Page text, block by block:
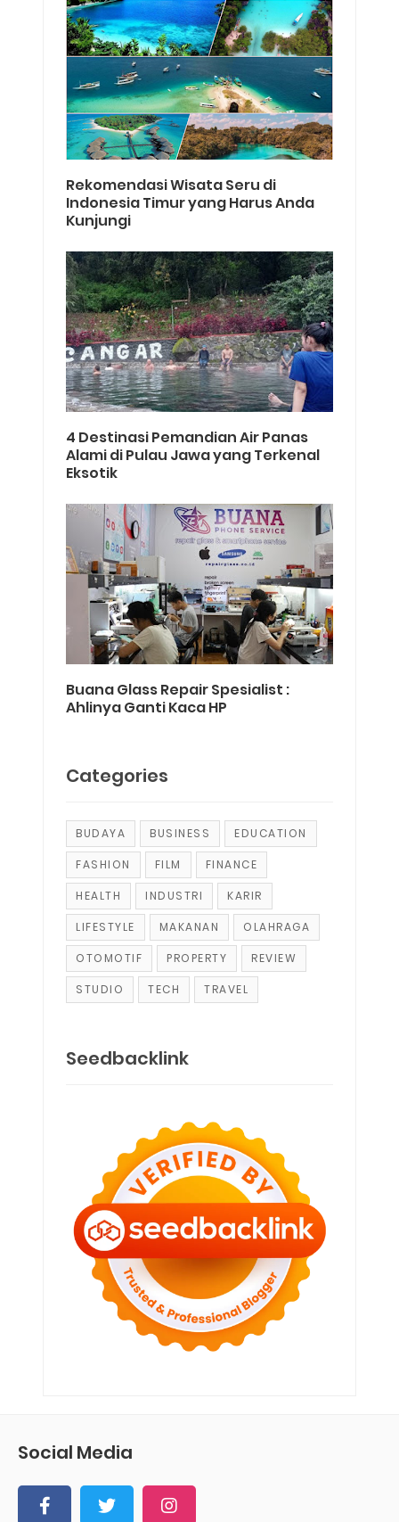
Rekomendasi Wisata Seru di
Indonesia Timur yang Harus Anda
Kunjungi
4 Destinasi Pemandian Air Panas
Alami di Pulau Jawa yang Terkenal
Eksotik
Buana Glass Repair Spesialist :
Ahlinya Ganti Kaca HP
Categories
BUDAYA BUSINESS EDUCATION
FASHION FILM FINANCE
HEALTH INDUSTRI KARIR
LIFESTYLE MAKANAN OLAHRAGA
OTOMOTIF PROPERTY REVIEW
STUDIO TECH TRAVEL
Seedbacklink
Social Media